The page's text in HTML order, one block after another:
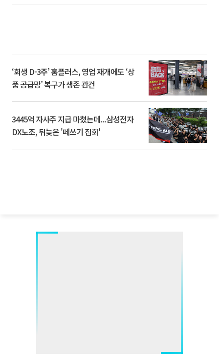
‘회생 D-3주’ 홈플러스, 영업 재개에도 ‘상
품 공급망’ 복구가 생존 관건
3445억 자사주 지급 마쳤는데...삼성전자
DX노조, 뒤늦은 '떼쓰기 집회'